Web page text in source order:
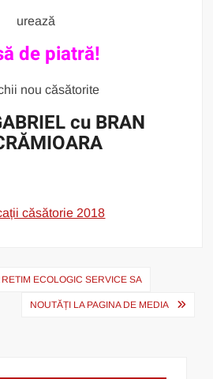
urează
de piatră!
nou căsătorite
cu BRAN
căsătorie 2018
ECOLOGIC SERVICE SA
NOUTĂȚI LA PAGINA DE MEDIA